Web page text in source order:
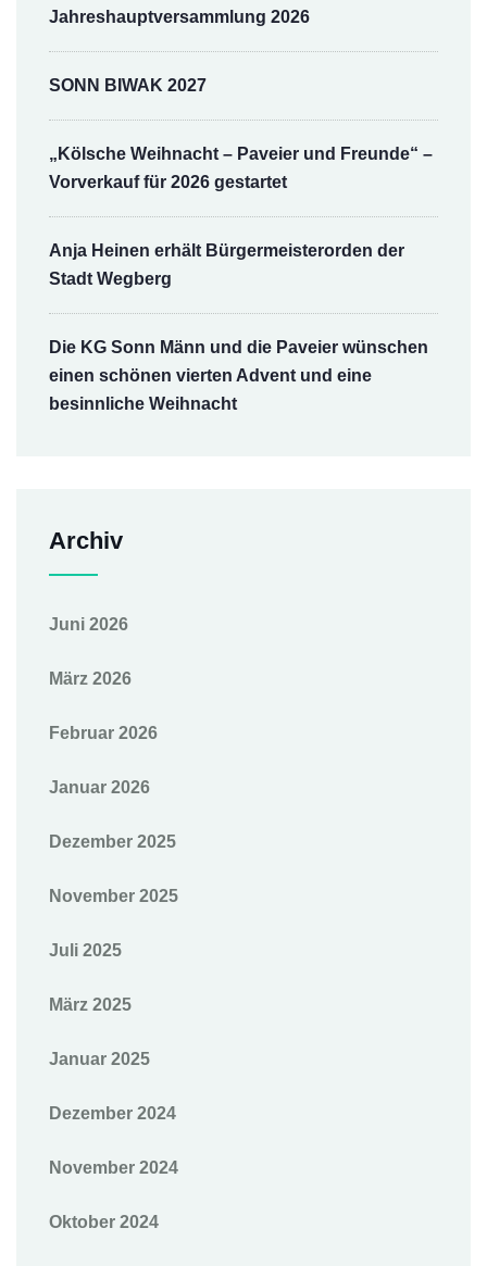
Jahreshauptversammlung 2026
SONN BIWAK 2027
„Kölsche Weihnacht – Paveier und Freunde“ –
Vorverkauf für 2026 gestartet
Anja Heinen erhält Bürgermeisterorden der
Stadt Wegberg
Die KG Sonn Männ und die Paveier wünschen
einen schönen vierten Advent und eine
besinnliche Weihnacht
Archiv
Juni 2026
März 2026
Februar 2026
Januar 2026
Dezember 2025
November 2025
Juli 2025
März 2025
Januar 2025
Dezember 2024
November 2024
Oktober 2024